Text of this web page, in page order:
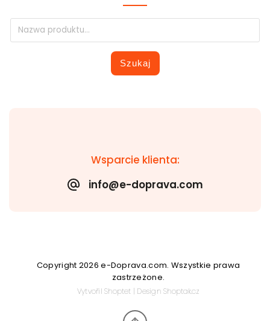
Wsparcie klienta:
info@e-doprava.com
Szukaj
Copyright 2026e-Doprava.com. Wszystkie prawa
zastrzeżone.
VytvořilShoptet | DesignShoptak.cz